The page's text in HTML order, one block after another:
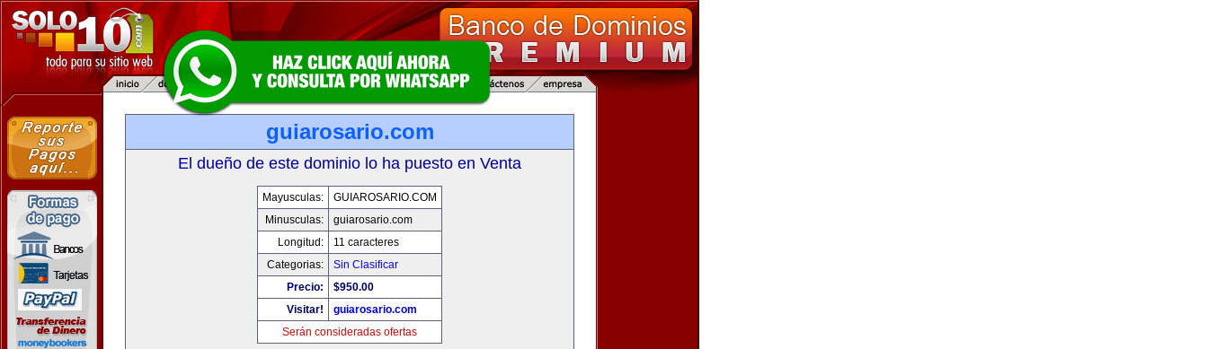
guiarosario.com
El dueño de este dominio lo ha puesto en Venta
Mayusculas:
GUIAROSARIO.COM
Minusculas:
guiarosario.com
Longitud:
11 caracteres
Categorias:
Sin Clasificar
Precio:
$950.00
Visitar!
guiarosario.com
Serán consideradas ofertas